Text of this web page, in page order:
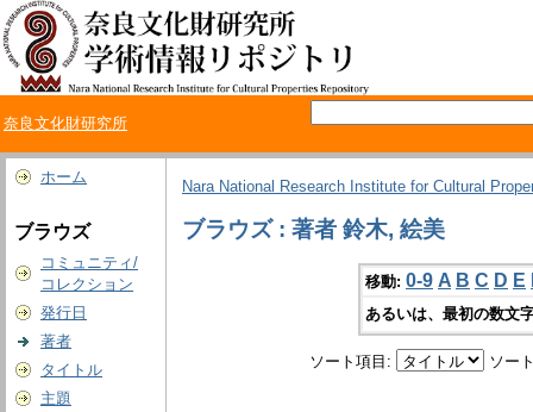
奈良文化財研究所
ホーム
ブラウズ
コミュニティ/
コレクション
発行日
著者
タイトル
主題
Nara National Research Institute for Cultural
ブラウズ : 著者 鈴木, 絵美
移動: 0-9 A B C D E
あるいは、最初の数文
ソート項目: ソー